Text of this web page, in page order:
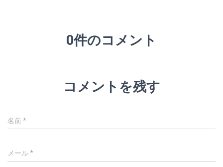
0件のコメント
コメントを残す
名前*
メール*